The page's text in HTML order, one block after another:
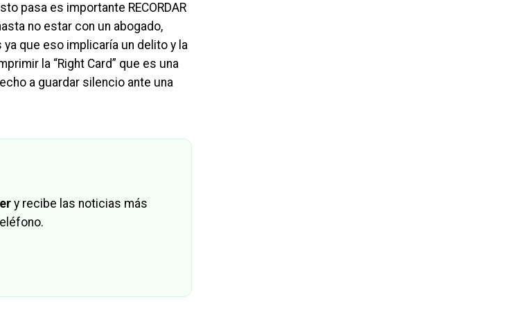
pasa es importante RECORDAR
no estar con un abogado,
que eso implicaría un delito y la
la “Right Card” que es una
a guardar silencio ante una
y recibe las noticias más